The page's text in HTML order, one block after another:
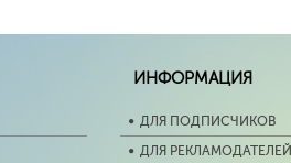
ИНФОРМАЦИЯ
ДЛЯ ПОДПИСЧИКОВ
ДЛЯ РЕКЛАМОДАТЕЛЕЙ